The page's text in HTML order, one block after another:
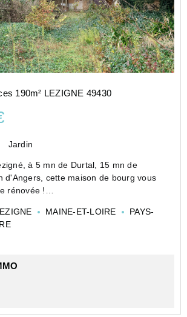
190m² LEZIGNE 49430
Jardin
à 5 mn de Durtal, 15 mn de
d'Angers, cette maison de bourg vous
rénovée !
deux niveaux.
550 m2 une fo...
MAINE-ET-LOIRE
PAYS-
l'agence